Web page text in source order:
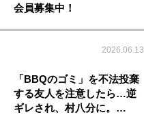
会員募集中！
2026.06.13
「BBQのゴミ」を不法投棄
する友人を注意したら…逆
ギレされ、村八分に。…